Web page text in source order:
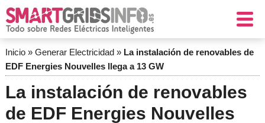
Inicio» Generar Electricidad» La instalación de renovables de
EDF Energies Nouvelles llega a 13 GW
La instalación de renovables
de EDF Energies Nouvelles